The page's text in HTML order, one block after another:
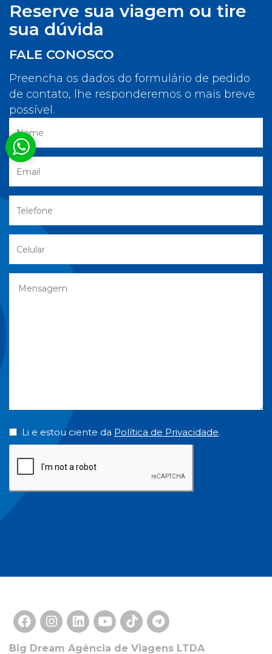
Reserve sua viagem ou tire
sua dúvida
FALE CONOSCO
Preencha os dados do formulário de pedido
de contato, lhe responderemos o mais breve
possível.
E-mail
Li e estou ciente da Política de Privacidade.
Big Dream Agência de Viagens LTDA